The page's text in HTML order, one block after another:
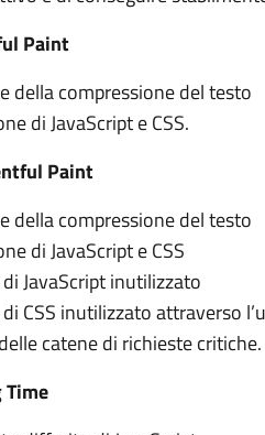
Paint
della compressione del testo
di JavaScript e CSS.
Paint
della compressione del testo
di JavaScript e CSS
JavaScript inutilizzato
CSS inutilizzato attraverso
catene di richieste critiche.